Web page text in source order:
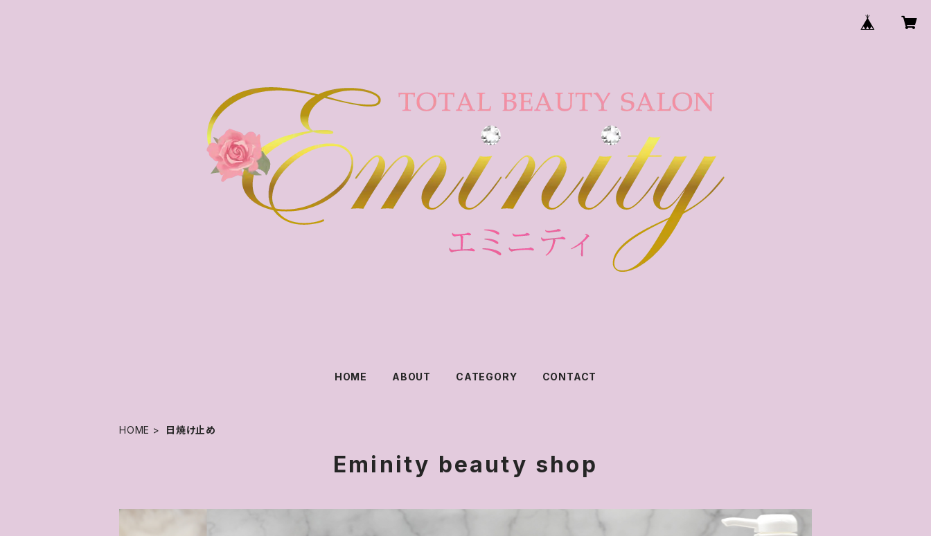
HOME ABOUT CATEGORY CONTACT
HOME 日焼け止め
Eminity beauty shop